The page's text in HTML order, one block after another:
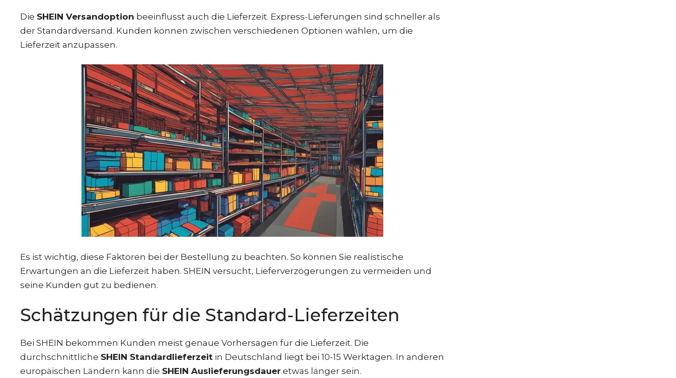
Die SHEIN Versandoption beeinflusst auch die Lieferzeit. Express-Lieferungen sind schneller als
der Standardversand. Kunden können zwischen verschiedenen Optionen wählen, um die
Lieferzeit anzupassen.
Es ist wichtig, diese Faktoren bei der Bestellung zu beachten. So können Sie realistische
Erwartungen an die Lieferzeit haben. SHEIN versucht, Lieferverzögerungen zu vermeiden und
seine Kunden gut zu bedienen.
Schätzungen für die Standard-Lieferzeiten
Bei SHEIN bekommen Kunden meist genaue Vorhersagen für die Lieferzeit. Die
durchschnittliche SHEIN Standardlieferzeit in Deutschland liegt bei 10-15 Werktagen. In anderen
europäischen Ländern kann die SHEIN Auslieferungsdauer etwas länger sein.